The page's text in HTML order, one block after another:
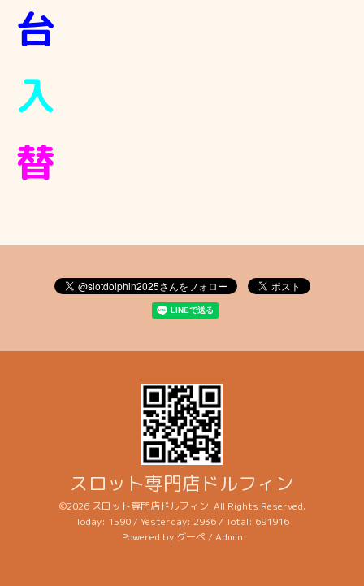
台
入
替
スロット専門店ドルフィン
©2026 スロット専門店ドルフィン. All Rights Reserved.
Today: 1590/ Yesterday: 2936/ Total: 691916
Powered by グーペ / Admin